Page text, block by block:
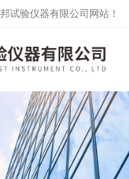
试验仪器有限公司网站！